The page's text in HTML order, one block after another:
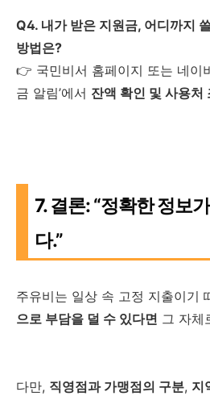
Q4. 내가 받은 지원금, 어디까지
방법은?
👉 국민비서 홈페이지 또는 네이
금 알림’에서 잔액 확인 및 사용처
7. 결론: “정확한 정보
다.”
주유비는 일상 속 고정 지출이기
으로 부담을 덜 수 있다면 그 자체
다만, 직영점과 가맹점의 구분, 지